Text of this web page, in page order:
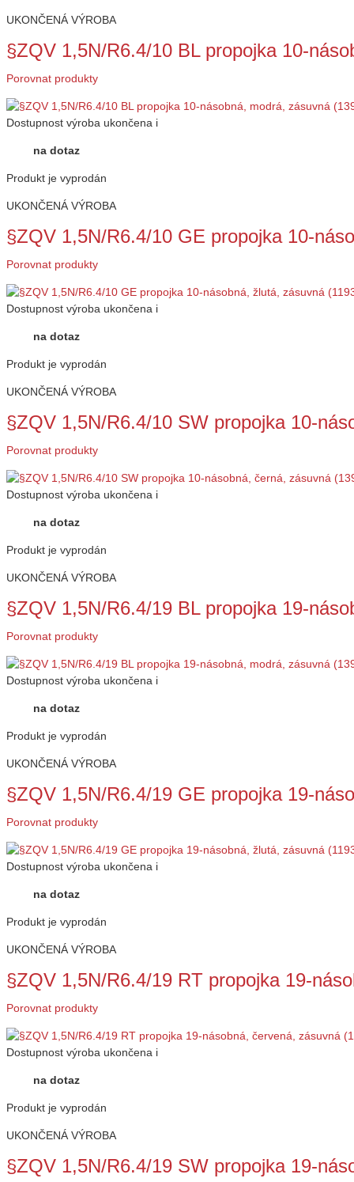
UKONČENÁ VÝROBA
§ZQV 1,5N/R6.4/10 BL propojka 10-
Porovnat produkty
Dostupnost výroba ukončena i
na dotaz
Produkt je vyprodán
UKONČENÁ VÝROBA
§ZQV 1,5N/R6.4/10 GE propojka 10-
Porovnat produkty
Dostupnost výroba ukončena i
na dotaz
Produkt je vyprodán
UKONČENÁ VÝROBA
§ZQV 1,5N/R6.4/10 SW propojka 10-
Porovnat produkty
Dostupnost výroba ukončena i
na dotaz
Produkt je vyprodán
UKONČENÁ VÝROBA
§ZQV 1,5N/R6.4/19 BL propojka 19-
Porovnat produkty
Dostupnost výroba ukončena i
na dotaz
Produkt je vyprodán
UKONČENÁ VÝROBA
§ZQV 1,5N/R6.4/19 GE propojka 19-
Porovnat produkty
Dostupnost výroba ukončena i
na dotaz
Produkt je vyprodán
UKONČENÁ VÝROBA
§ZQV 1,5N/R6.4/19 RT propojka 19-
Porovnat produkty
Dostupnost výroba ukončena i
na dotaz
Produkt je vyprodán
UKONČENÁ VÝROBA
§ZQV 1,5N/R6.4/19 SW propojka 19-